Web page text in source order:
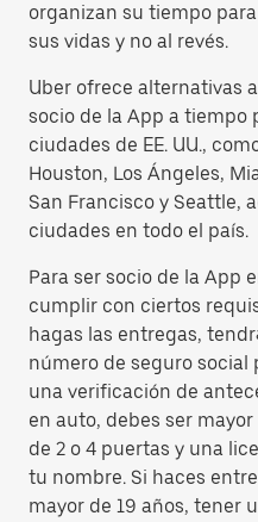
organizan su tiempo
sus vidas y no al revés.
Uber ofrece alternativas
socio de la App a tiempo
ciudades de EE. UU.,
Houston, Los Ángeles,
San Francisco y Seattle,
ciudades en todo el país.
Para ser socio de la App
cumplir con ciertos
hagas las entregas,
número de seguro social
una verificación de
en auto, debes ser
de 2 o 4 puertas y una
tu nombre. Si haces
mayor de 19 años, tener